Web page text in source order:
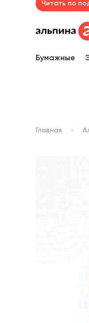
Читать по
Бумажные
Главная